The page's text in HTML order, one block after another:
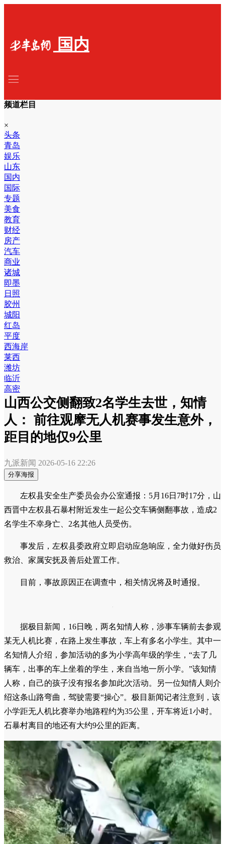
国内
频道栏目
×
头条
青岛
娱乐
山东
国内
国际
专题
美食
教育
财经
房产
汽车
商业
诸城
即墨
日照
胶州
城阳
红岛
平度
西海岸
莱西
潍坊
临沂
高密
山西公交侧翻致2名学生去世，知情
人： 前往观摩无人机赛事发生意外，
距目的地仅9公里
九派新闻 2026-05-16 22:26
分享海报
左权县安全生产委员会办公室通报：5月16日7时17分，山
西晋中左权县石暴村附近发生一起公交车辆侧翻事故，造成2
名学生不幸身亡、2名其他人员受伤。
事发后，左权县委政府立即启动应急响应，全力做好伤员
救治、家属安抚及善后处置工作。
目前，事故原因正在调查中，相关情况将及时通报。
据极目新闻，16日晚，两名知情人称，涉事车辆前去参观
某无人机比赛，在路上发生事故，车上有多名小学生。其中一
名知情人介绍，参加活动的多为小学高年级的学生，“去了几
辆车，出事的车上坐着的学生，来自当地一所小学。”该知情
人称，自己的孩子没有报名参加此次活动。另一位知情人则介
绍这条山路弯曲，驾驶需要“操心”。极目新闻记者注意到，该
小学距无人机比赛举办地路程约为35公里，开车将近1小时。
石暴村离目的地还有大约9公里的距离。